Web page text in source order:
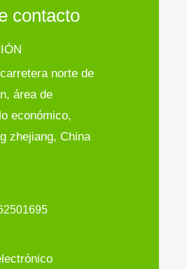
contacto
norte de
área de
económico,
zhejiang, China